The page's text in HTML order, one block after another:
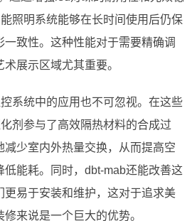
照明系统能够在长时间使用后仍保
致性。这种性能对于需要精确调
展示区域尤其重要。
系统中的应用也不可忽视。在这些
剂参与了高效隔热材料的合成过
少室内外热量交换，从而提高空
能耗。同时，dbt-mab还能改善这
更易于安装和维护，这对于追求美
来说是一个巨大的优势。